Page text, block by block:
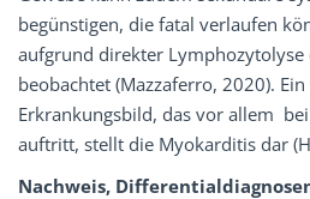
begünstigen, die fatal verlaufen
aufgrund direkter
beobachtet (Mazzaferro, 2020).
Erkrankungsbild, das vor allem
auftritt, stellt die Myokarditis dar
Nachweis,